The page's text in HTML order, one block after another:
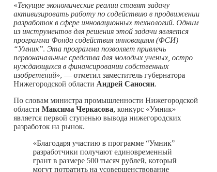
«Текущие экономические реалии ставят задачу
активизировать работу по содействию в продвижении
разработок в сфере инновационных технологий. Одним
из инструментов для решения этой задачи является
программа Фонда содействия инновациям (ФСИ)
“Умник”. Эта программа позволяет привлечь
первоначальные средства для молодых ученых, остро
нуждающихся в финансировании собственных
изобретений», — отметил заместитель губернатора
Нижегородской области Андрей Саносян.
По словам министра промышленности Нижегородской
области Максима Черкасова, конкурс «Умник»
является первой ступенью вывода нижегородских
разработок на рынок.
«Благодаря участию в программе “Умник”
разработчики получают единовременный
грант в размере 500 тысяч рублей, который
могут потратить на усовершенствование